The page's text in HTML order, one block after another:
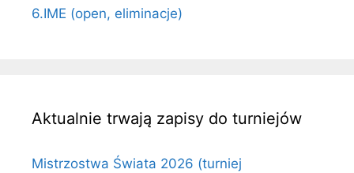
6.IME (open, eliminacje)
Aktualnie trwają zapisy do turniejów
Mistrzostwa Świata 2026 (turniej